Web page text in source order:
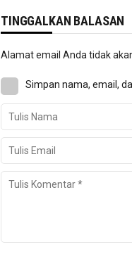
TINGGALKAN BALASAN
Alamat email Anda tidak
Simpan nama, email,